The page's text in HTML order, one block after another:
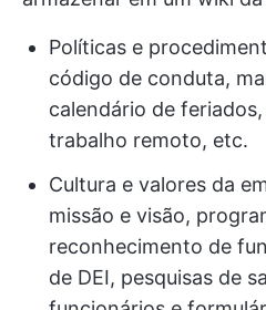
Políticas e
código de conduta,
calendário de
trabalho remoto, etc.
Cultura e valores da
missão e visão,
reconhecimento de
de DEI, pesquisas de